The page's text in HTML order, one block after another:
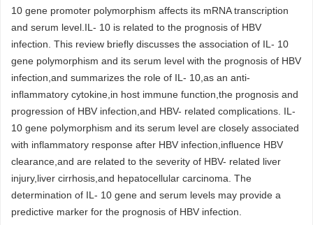
10 gene promoter polymorphism affects its mRNA transcription
and serum level.IL- 10 is related to the prognosis of HBV
infection. This review briefly discusses the association of IL- 10
gene polymorphism and its serum level with the prognosis of HBV
infection,and summarizes the role of IL- 10,as an anti-
inflammatory cytokine,in host immune function,the prognosis and
progression of HBV infection,and HBV- related complications. IL-
10 gene polymorphism and its serum level are closely associated
with inflammatory response after HBV infection,influence HBV
clearance,and are related to the severity of HBV- related liver
injury,liver cirrhosis,and hepatocellular carcinoma. The
determination of IL- 10 gene and serum levels may provide a
predictive marker for the prognosis of HBV infection.